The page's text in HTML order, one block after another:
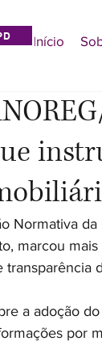
Início
Normativa
marcou
a adoção
por